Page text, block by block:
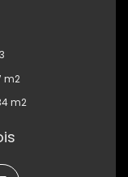
m2
m2